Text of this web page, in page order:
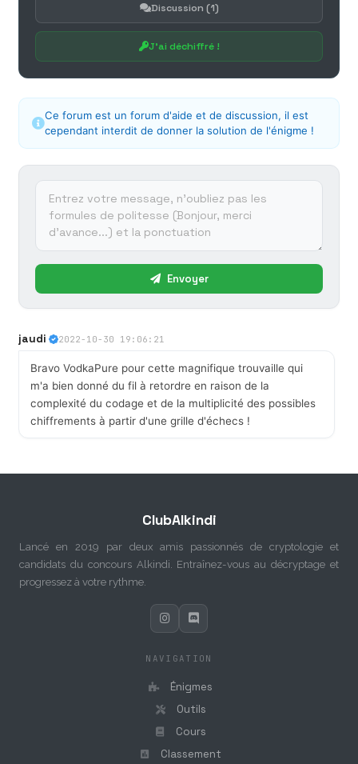
Discussion (1)
J'ai déchiffré !
Ce forum est un forum d'aide et de discussion, il est
cependant interdit de donner la solution de l'énigme !
Envoyer
jaudi 2022-10-30 19:06:21
Bravo VodkaPure pour cette magnifique trouvaille qui
m'a bien donné du fil à retordre en raison de la
complexité du codage et de la multiplicité des possibles
chiffrements à partir d'une grille d'échecs !
ClubAlkindi
Lancé en 2019 par deux amis passionnés de cryptologie et
candidats du concours Alkindi. Entraînez-vous au décryptage et
progressez à votre rythme.
NAVIGATION
Énigmes
Outils
Cours
Classement